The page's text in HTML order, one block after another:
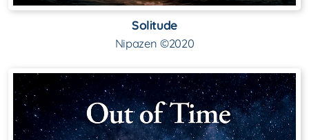
Solitude
Nipazen ©2020